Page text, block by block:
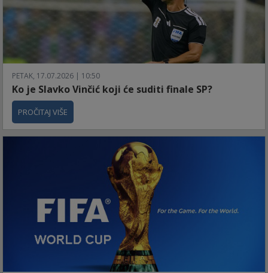
PETAK, 17.07.2026 | 10:50
Ko je Slavko Vinčić koji će suditi finale SP?
PROČITAJ VIŠE